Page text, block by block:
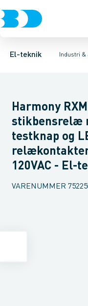
El-teknik Industri
Afbrydere,
Industristiksystemer
Tidsrelæ
Harmony RXM
stikbensrelæ
testknap og
relækontakter
120VAC - El-
VARENUMMER